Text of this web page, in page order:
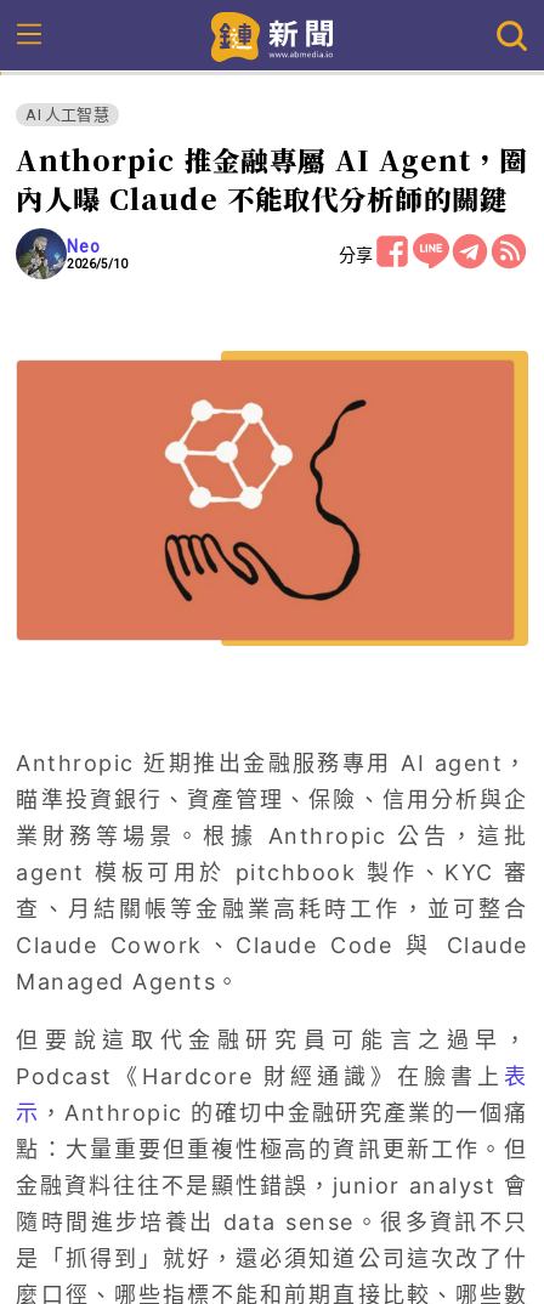
AI 人工智慧
Anthorpic 推金融專屬 AI Agent，圈
內人曝 Claude 不能取代分析師的關鍵
Neo
2026/5/10 分享
Anthropic 近期推出金融服務專用 AI agent，
瞄準投資銀行、資產管理、保險、信用分析與企
業財務等場景。根據 Anthropic 公告，這批
agent 模板可用於 pitchbook 製作、KYC 審
查、月結關帳等金融業高耗時工作，並可整合
Claude Cowork、Claude Code 與 Claude
Managed Agents。
但要說這取代金融研究員可能言之過早，
Podcast《Hardcore 財經通識》在臉書上 表
示 ，Anthropic 的確切中金融研究產業的一個痛
點：大量重要但重複性極高的資訊更新工作。但
金融資料往往不是顯性錯誤，junior analyst 會
隨時間進步培養出 data sense。很多資訊不只
是「抓得到」就好，還必須知道公司這次改了什
麼口徑、哪些指標不能和前期直接比較、哪些數